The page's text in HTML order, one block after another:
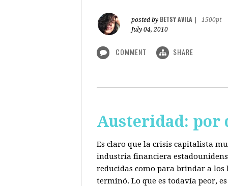
posted by BETSY AVILA
1500pt
July 04, 2010
COMMENT SHARE
Austeridad: por
Es claro que la crisis capitalista
industria financiera
reducidas como para brindar a
terminó. Lo que es todavía peor,